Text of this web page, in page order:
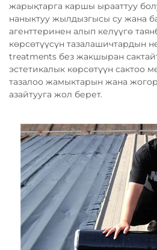
жарықтарга каршы ырааттуу
наныктуу жылдызгысы су жана
агенттеринен алып келүүгө
көрсөтүүсүн тазалашичтардын
treatments без жакшыран
эстетикалык көрсөтүүн сактоо
тазалоо жамыктарын жана
азайтууга жол берет.